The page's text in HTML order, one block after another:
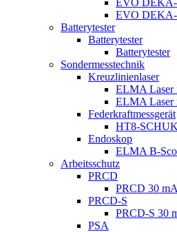
EVO
EVO
Batterytester
Batterytester
Batterytester
Sondermesstechnik
Kreuzlinienlaser
ELMA Laser
ELMA Laser
Federkraftmessgerät
HT8-
Endoskop
ELMA B-
Arbeitsschutz
PRCD
PRCD 30 mA
PRCD-S
PRCD-S 30
PSA